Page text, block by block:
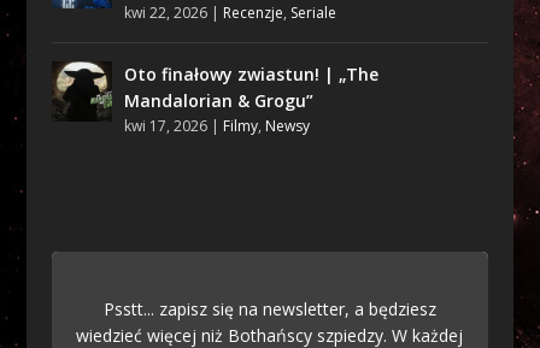
kwi 22, 2026| Recenzje, Seriale
Oto finałowy zwiastun! | „The
Mandalorian & Grogu”
kwi 17, 2026| Filmy, Newsy
Psstt... zapisz się na newsletter, a będziesz
wiedzieć więcej niż Bothańscy szpiedzy. W każdej